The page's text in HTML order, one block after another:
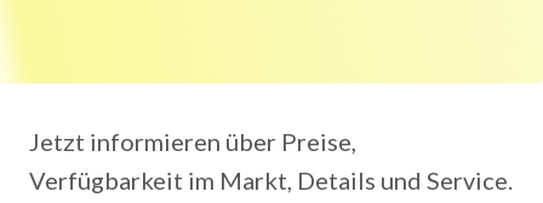
Jetzt informieren über Preise,
Verfügbarkeit im Markt, Details und Service.